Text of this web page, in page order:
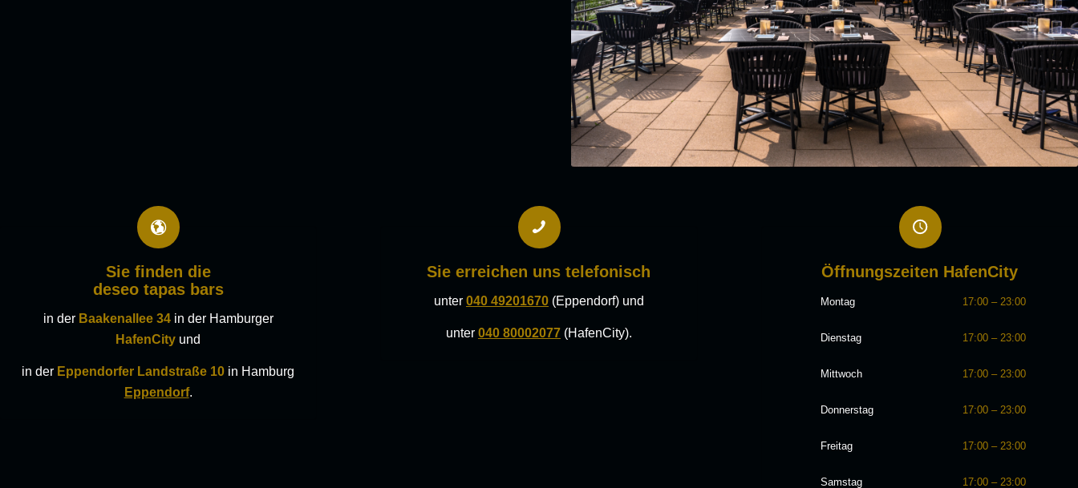
Sie finden die
deseo tapas bars
in der Baakenallee 34in der Hamburger
HafenCity und
in der Eppendorfer Landstraße 10 in Hamburg
Eppendorf.
Sie erreichen uns telefonisch
unter 040 49201670(Eppendorf) und
unter 040 80002077(HafenCity).
Öffnungszeiten HafenCity
Montag 17:00 – 23:00
Dienstag 17:00 – 23:00
Mittwoch 17:00 – 23:00
Donnerstag 17:00 – 23:00
Freitag 17:00 – 23:00
Samstag 17:00 – 23:00